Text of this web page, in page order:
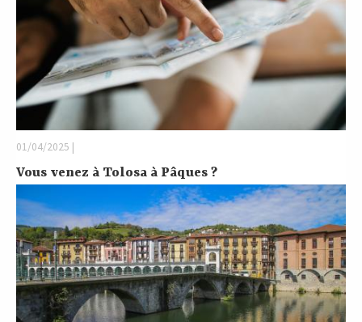
01/04/2025 |
Vous venez à Tolosa à Pâques ?